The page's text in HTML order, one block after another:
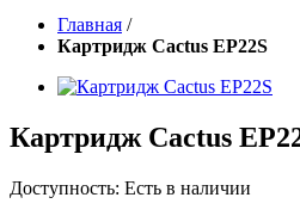
Главная /
Картридж Cactus EP22S
Картридж Cactus
Доступность: Есть в наличии